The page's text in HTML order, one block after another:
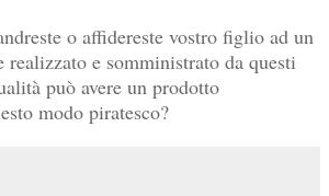
o affidereste vostro figlio ad un
realizzato e somministrato da questi
può avere un prodotto
modo piratesco?